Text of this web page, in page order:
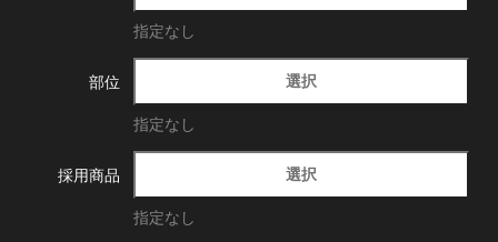
指定なし
部位 選択
指定なし
採用商品 選択
指定なし